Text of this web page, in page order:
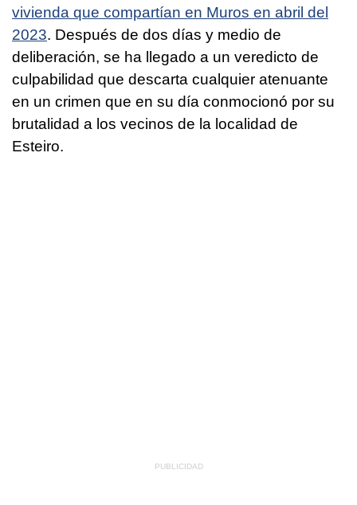
vivienda que compartían en Muros en abril del
2023. Después de dos días y medio de
deliberación, se ha llegado a un veredicto de
culpabilidad que descarta cualquier atenuante
en un crimen que en su día conmocionó por su
brutalidad a los vecinos de la localidad de
Esteiro.